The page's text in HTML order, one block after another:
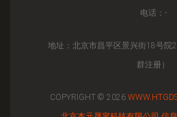
电话：-
地址：北京市昌平区景兴街18号院
群注册）
COPYRIGHT © 2026